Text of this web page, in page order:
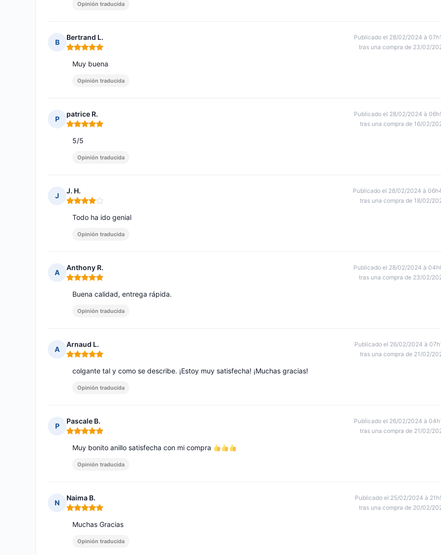
Opinión traducida
B
Bertrand L.
Nota: 5 de 5
Publicado el 28/02/2024 à
tras una compra de 23/02/
Muy buena
Opinión traducida
P
patrice R.
Nota: 5 de 5
Publicado el 28/02/2024 à
tras una compra de 16/02/
5/5
Opinión traducida
J
J. H.
Nota: 4 de 5
Publicado el 28/02/2024 à
tras una compra de 18/02/
Todo ha ido genial
Opinión traducida
A
Anthony R.
Nota: 5 de 5
Publicado el 28/02/2024 à
tras una compra de 23/02/
Buena calidad, entrega rápida.
Opinión traducida
A
Arnaud L.
Nota: 5 de 5
Publicado el 26/02/2024 à
tras una compra de 21/02/
colgante tal y como se describe. ¡Estoy muy satisfecha! ¡Muchas gracias!
Opinión traducida
P
Pascale B.
Nota: 5 de 5
Publicado el 26/02/2024 à
tras una compra de 21/02/
Muy bonito anillo satisfecha con mi compra
Opinión traducida
N
Naima B.
Nota: 5 de 5
Publicado el 25/02/2024 à
tras una compra de 20/02/
Muchas Gracias
Opinión traducida